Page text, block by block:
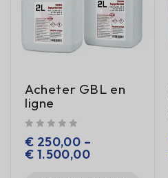
Acheter GBL en
ligne
€ 250,00 –
€ 1.500,00